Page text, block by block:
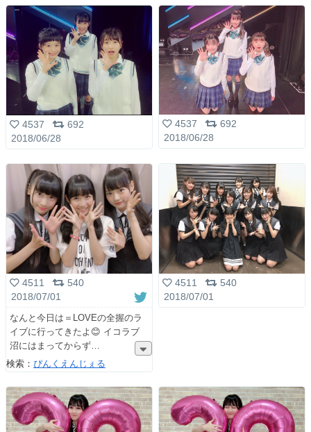
4537
692
2018/06/28
4537
692
2018/06/28
4511
540
2018/07/01
なんと今日は＝LOVEの全握のラ
イブに行ってきたよ😊 イコラブ
沼にはまってからず
検索： ぴんくえんじぇる
4511
540
2018/07/01